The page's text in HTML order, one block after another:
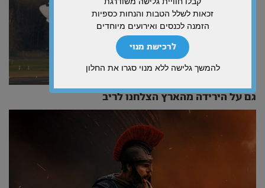
גם על הירידה מהארץ הצלחנו לריב
זכאות לשלל הטבות והנחות כספיות
הזמנה לכנסים ואירועים מיוחדים
לרכישת מנוי
להמשך גלישה ללא מנוי סגרו את החלון